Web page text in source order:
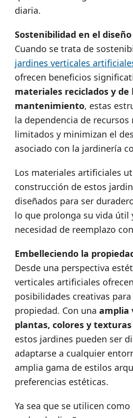
diaria.
Sostenibilidad en el diseño
Cuando se trata de
jardines verticales
ofrecen beneficios
materiales reciclados y de
mantenimiento, estas
la dependencia de recursos
limitados y minimizan el
asociado con la jardinería
Los materiales artificiales
construcción de estos
diseñados para ser
lo que prolonga su vida útil
necesidad de reemplazo
Embelleciendo la
Desde una perspectiva
verticales artificiales
posibilidades creativas
propiedad. Con una amplia
plantas, colores y
estos jardines pueden ser
adaptarse a cualquier
amplia gama de estilos
preferencias estéticas.
Ya sea que se utilicen